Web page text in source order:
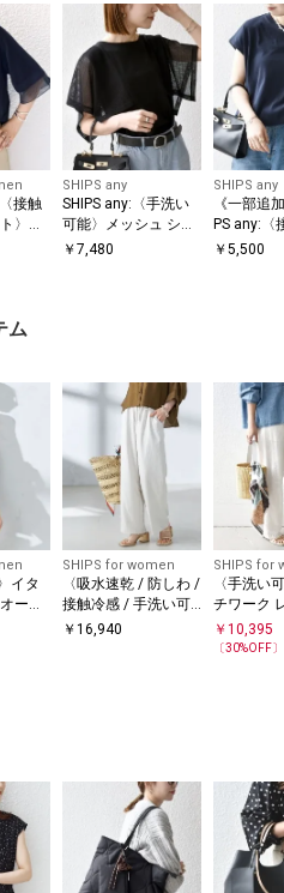
接触
〉シ
ー コ
SHIPS any
SHIPS any:〈手洗い
可能〉メッシュ シア
ー ハンカチ スリーブ
￥ 7,480
SHIPS any
《一部追
PS any:〈
汗染み防
￥5,500
ム
イタ
ール
SHIPS for women
〈吸水速乾 / 防しわ /
接触冷感 / 手洗い可
能〉ツイル ドロスト
￥ 16,940
SHIPS for
〈手洗い
チワーク
スト パン
￥10,395
〔30%OFF〕